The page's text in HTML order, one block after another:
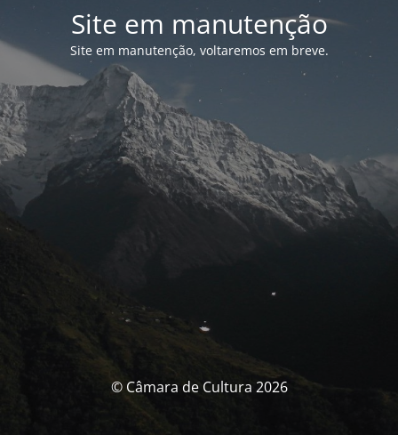
Site em manutenção
Site em manutenção, voltaremos em breve.
© Câmara de Cultura 2026